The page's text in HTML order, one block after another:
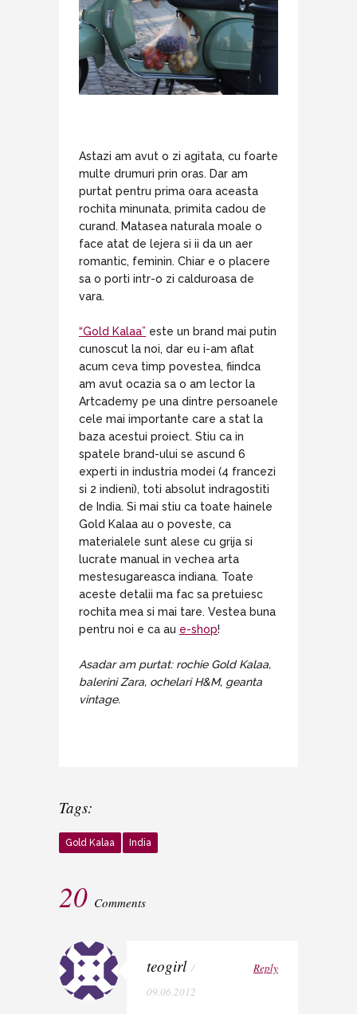
Astazi am avut o zi agitata, cu foarte
multe drumuri prin oras. Dar am
purtat pentru prima oara aceasta
rochita minunata, primita cadou de
curand. Matasea naturala moale o
face atat de lejera si ii da un aer
romantic, feminin. Chiar e o placere
sa o porti intr-o zi calduroasa de
vara.
“Gold Kalaa” este un brand mai putin
cunoscut la noi, dar eu i-am aflat
acum ceva timp povestea, fiindca
am avut ocazia sa o am lector la
Artcademy pe una dintre persoanele
cele mai importante care a stat la
baza acestui proiect. Stiu ca in
spatele brand-ului se ascund 6
experti in industria modei (4 francezi
si 2 indieni), toti absolut indragostiti
de India. Si mai stiu ca toate hainele
Gold Kalaa au o poveste, ca
materialele sunt alese cu grija si
lucrate manual in vechea arta
mestesugareasca indiana. Toate
aceste detalii ma fac sa pretuiesc
rochita mea si mai tare. Vestea buna
pentru noi e ca au e-shop!
Asadar am purtat: rochie Gold Kalaa,
balerini Zara, ochelari H&M, geanta
vintage.
Tags:
Gold Kalaa India
20 Comments
teogirl /
09.06.2012
Reply